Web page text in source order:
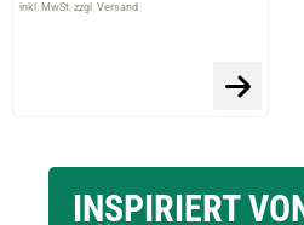
inkl. MwSt. zzgl. Versand
INSPIRIERT